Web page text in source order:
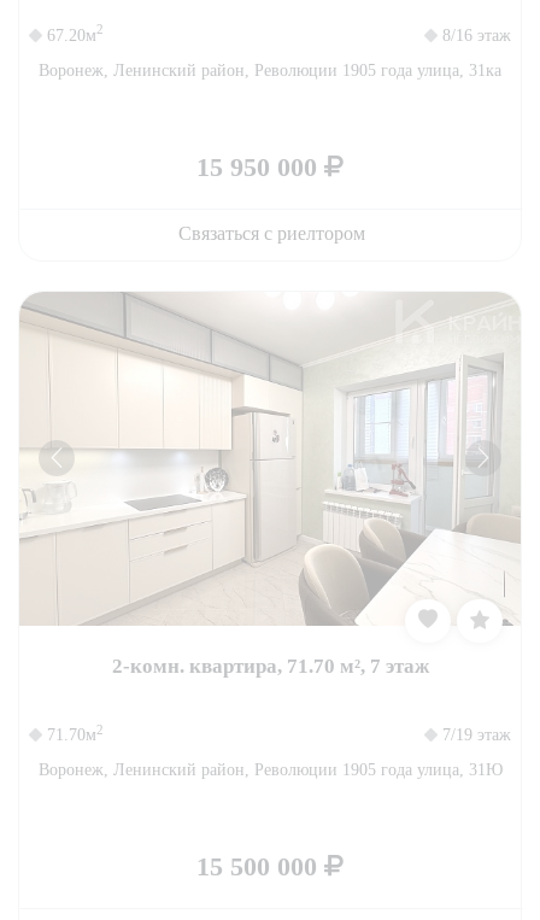
67.20м2
8/16 этаж
Воронеж, Ленинский район, Революции 1905 года улица, 31ка
15 950 000
Связаться с риелтором
2-комн. квартира, 71.70 м², 7 этаж
71.70м2
7/19 этаж
Воронеж, Ленинский район, Революции 1905 года улица, 31Ю
15 500 000